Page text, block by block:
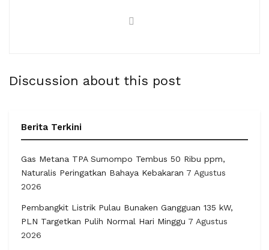
Discussion about this post
Berita Terkini
Gas Metana TPA Sumompo Tembus 50 Ribu ppm,
Naturalis Peringatkan Bahaya Kebakaran 7 Agustus
2026
Pembangkit Listrik Pulau Bunaken Gangguan 135 kW,
PLN Targetkan Pulih Normal Hari Minggu 7 Agustus
2026